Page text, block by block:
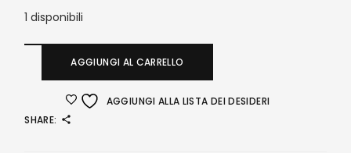
1 disponibili
AGGIUNGI AL CARRELLO
AGGIUNGI ALLA LISTA DEI DESIDERI
SHARE: